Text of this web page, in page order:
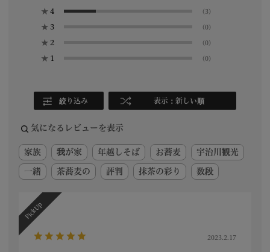
★ 4 (3)
★ 3 (0)
★ 2 (0)
★ 1 (0)
絞り込み 表示：新しい順
気になるレビューを表示
家族 我が家 年越しそば お蕎麦 宇治川観光
一緒 茶蕎麦の 評判 抹茶の彩り 数段
2023.2.17